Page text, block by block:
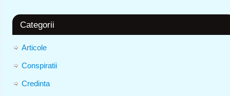
Categorii
Articole
Conspiratii
Credinta